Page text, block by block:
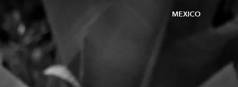
MEXICO